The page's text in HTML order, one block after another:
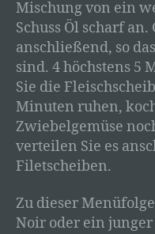
Mischung von ein
Schuss Öl scharf an.
anschließend, so
sind. 4 höchstens 5
Sie die
Minuten ruhen,
Zwiebelgemüse
verteilen Sie es
Filetscheiben.
Zu dieser
Noir oder ein junger
Person beziehen,
um Aspekte
wirtschaftlicher
Vorlieben,
Verhalten,
dieser
vorherzusagen.
f)
Hinzuziehung
mehr einer